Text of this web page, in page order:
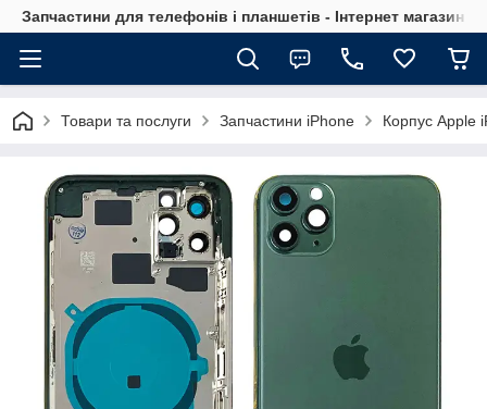
Запчастини для телефонів і планшетів - Інтернет магазин
Товари та послуги Запчастини iPhone Корпус Apple